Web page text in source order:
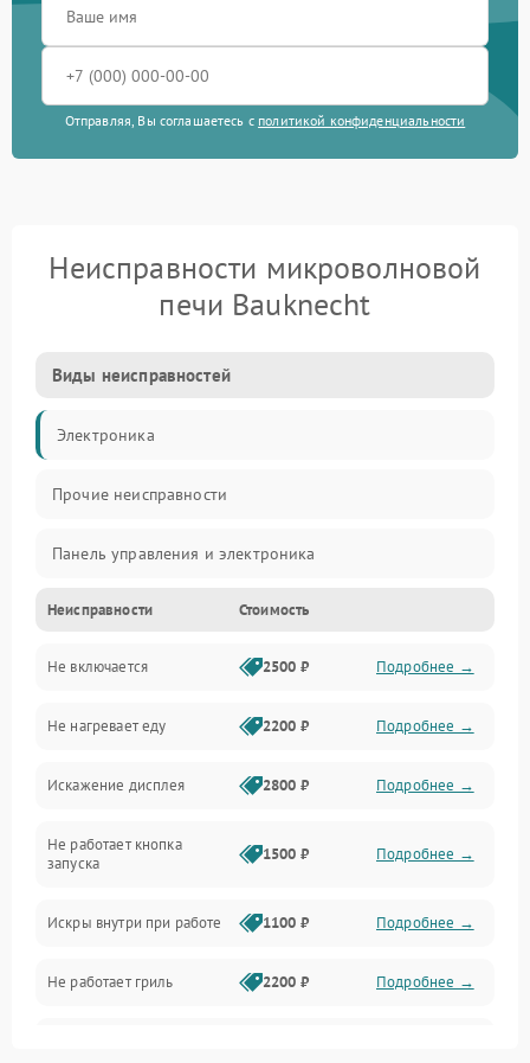
Отправляя, Вы соглашаетесь с политикой конфиденциальности
Неисправности микроволновой
печи Bauknecht
Виды неисправностей
Электроника
Прочие неисправности
Панель управления и электроника
Дверца и корпус
Механика и внутренние элементы
Механические повреждения
Питание и запуск
Нагрев и приготовление
Программное обеспечение
Неисправности Стоимость
Не включается 2500 ₽ Подробнее →
Не нагревает еду 2200 ₽ Подробнее →
Искажение дисплея 2800 ₽ Подробнее →
Не работает кнопка
запуска
1500 ₽ Подробнее →
Искры внутри при работе 1100 ₽ Подробнее →
Не работает гриль 2200 ₽ Подробнее →